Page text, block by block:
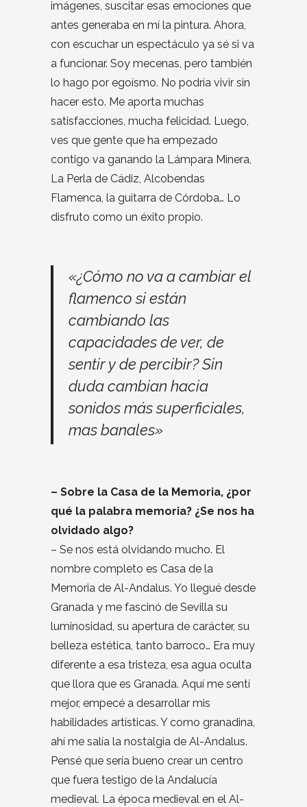
imágenes, suscitar esas emociones que
antes generaba en mí la pintura. Ahora,
con escuchar un espectáculo ya sé si va
a funcionar. Soy mecenas, pero también
lo hago por egoísmo. No podría vivir sin
hacer esto. Me aporta muchas
satisfacciones, mucha felicidad. Luego,
ves que gente que ha empezado
contigo va ganando la Lámpara Minera,
La Perla de Cádiz, Alcobendas
Flamenca, la guitarra de Córdoba… Lo
disfruto como un éxito propio.
«¿Cómo no va a cambiar el
flamenco si están
cambiando las
capacidades de ver, de
sentir y de percibir? Sin
duda cambian hacia
sonidos más superficiales,
mas banales»
– Sobre la Casa de la Memoria, ¿por
qué la palabra memoria? ¿Se nos ha
olvidado algo?
– Se nos está olvidando mucho. El
nombre completo es Casa de la
Memoria de Al-Andalus. Yo llegué desde
Granada y me fascinó de Sevilla su
luminosidad, su apertura de carácter, su
belleza estética, tanto barroco… Era muy
diferente a esa tristeza, esa agua oculta
que llora que es Granada. Aquí me sentí
mejor, empecé a desarrollar mis
habilidades artísticas. Y como granadina,
ahí me salía la nostalgia de Al-Andalus.
Pensé que sería bueno crear un centro
que fuera testigo de la Andalucía
medieval. La época medieval en el Al-